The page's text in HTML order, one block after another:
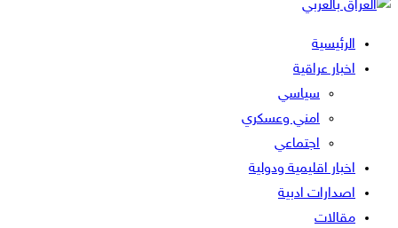
الرئيسية
اخبار عراقية
سياسي
امني وعسكري
اجتماعي
اخبار اقليمية ودولية
اصدارات ادبية
مقالات